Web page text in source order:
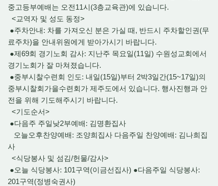
중고등부예배는 오전11시(3층교육관)에 있습니다.
<교역자 및 성도 동정>
●주차안내: 차를 가져오신 분은 가실 때, 반드시 주차할인권(무
료주차)을 안내위원에게 받아가시기 바랍니다.
●제69회 경기노회 감사: 지난주 목요일(11일) 수원성교회에서
경기노회가 잘 마쳐졌습니다.
●중부시찰수련회 인도: 내일(15일)부터 2박3일간(15~17일)의
중부시찰회가을수련회가 제주도에서 있습니다. 행사진행과 안
전을 위해 기도해주시기 바랍니다.
<기도순서>
●다음주 주일낮2부예배: 김명환집사
오늘오후찬양예배: 조양희집사 다음주일 찬양예배: 김나희집
사
<식당봉사 및 섬김/헌물/감사>
●오늘 식당봉사: 101구역(이금선집사) ●다음주일 식당봉사:
201구역(정병숙권사)